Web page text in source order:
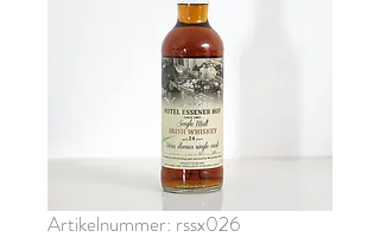
Artikelnummer: rssx026